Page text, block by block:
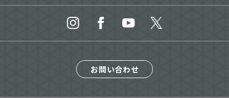
お問い合わせ